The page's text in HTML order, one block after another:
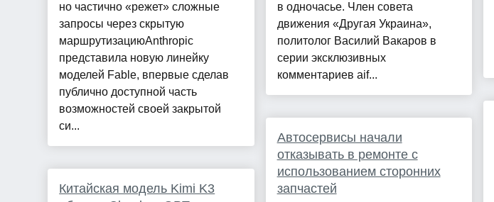
но частично «режет» сложные
запросы через скрытую
маршрутизациюAnthropic
представила новую линейку
моделей Fable, впервые сделав
публично доступной часть
возможностей своей закрытой
си...
Китайская модель Kimi K3
в одночасье. Член совета
движения «Другая Украина»,
политолог Василий Вакаров в
серии эксклюзивных
комментариев aif...
Автосервисы начали
отказывать в ремонте с
использованием сторонних
запчастей